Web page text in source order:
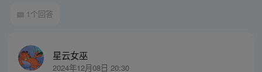
1个回答
星云女巫
2024年12月08日 20:30